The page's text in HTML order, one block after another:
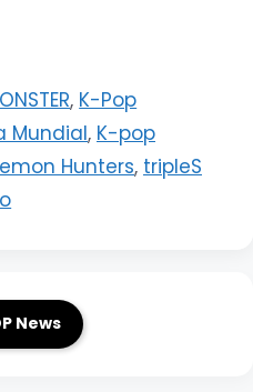
, K-Pop
Mundial, K-pop
Hunters, tripleS
News